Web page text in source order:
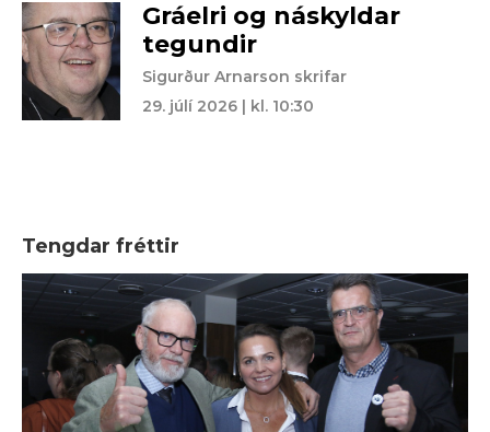
Gráelri og náskyldar
tegundir
Sigurður Arnarson skrifar
29. júlí 2026 | kl. 10:30
Tengdar fréttir